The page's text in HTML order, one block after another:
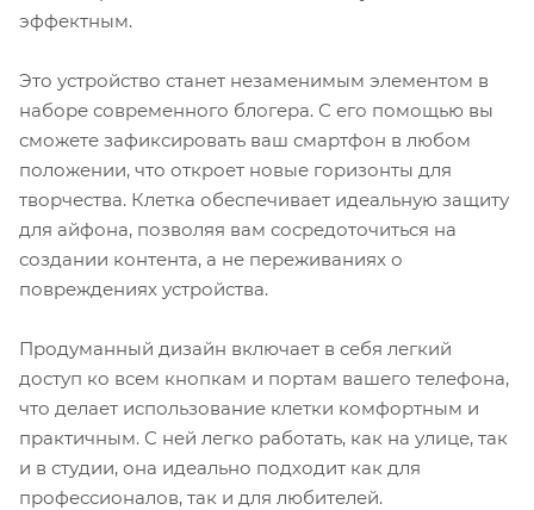
эффектным.
Это устройство станет незаменимым элементом в
наборе современного блогера. С его помощью вы
сможете зафиксировать ваш смартфон в любом
положении, что откроет новые горизонты для
творчества. Клетка обеспечивает идеальную защиту
для айфона, позволяя вам сосредоточиться на
создании контента, а не переживаниях о
повреждениях устройства.
Продуманный дизайн включает в себя легкий
доступ ко всем кнопкам и портам вашего телефона,
что делает использование клетки комфортным и
практичным. С ней легко работать, как на улице, так
и в студии, она идеально подходит как для
профессионалов, так и для любителей.